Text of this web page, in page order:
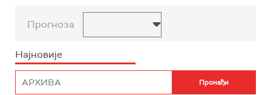
Прогноза
Најновије